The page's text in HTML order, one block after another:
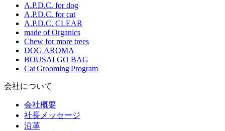
A.P.D.C. for dog
A.P.D.C. for cat
A.P.D.C. CLEAR
made of Organics
Chew for more trees
DOG AROMA
BOUSAI GO BAG
Cat Grooming Program
会社について
会社概要
社長メッセージ
沿革